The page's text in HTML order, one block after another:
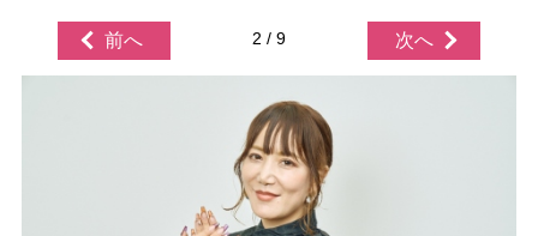
前へ 2 / 9 次へ